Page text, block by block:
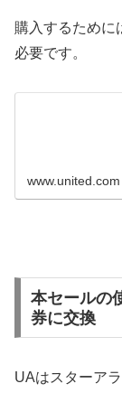
購入するために
必要です。
www.united.com
本セールの
券に交換
UAはスターア